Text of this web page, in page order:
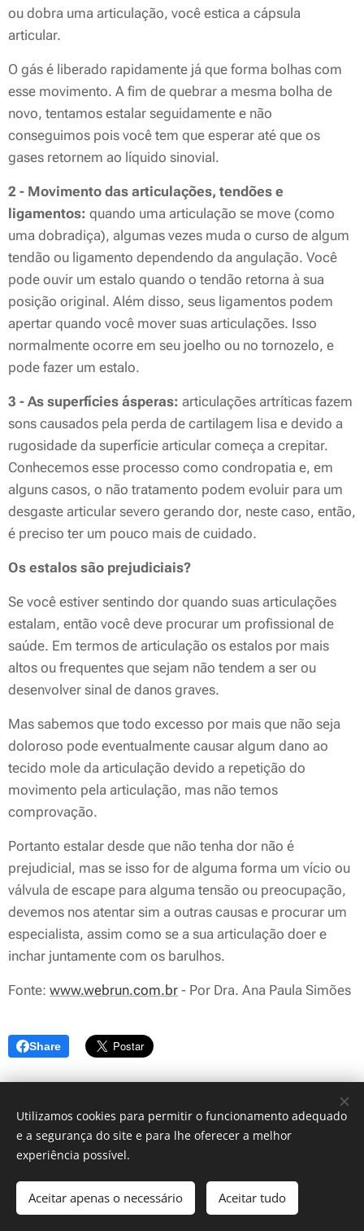
ou dobra uma articulação, você estica a cápsula
articular.
O gás é liberado rapidamente já que forma bolhas com
esse movimento. A fim de quebrar a mesma bolha de
novo, tentamos estalar seguidamente e não
conseguimos pois você tem que esperar até que os
gases retornem ao líquido sinovial.
2 - Movimento das articulações, tendões e
ligamentos: quando uma articulação se move (como
uma dobradiça), algumas vezes muda o curso de algum
tendão ou ligamento dependendo da angulação. Você
pode ouvir um estalo quando o tendão retorna à sua
posição original. Além disso, seus ligamentos podem
apertar quando você mover suas articulações. Isso
normalmente ocorre em seu joelho ou no tornozelo, e
pode fazer um estalo.
3 - As superfícies ásperas: articulações artríticas fazem
sons causados ​​pela perda de cartilagem lisa e devido a
rugosidade da superfície articular começa a crepitar.
Conhecemos esse processo como condropatia e, em
alguns casos, o não tratamento podem evoluir para um
desgaste articular severo gerando dor, neste caso, então,
é preciso ter um pouco mais de cuidado.
Os estalos são prejudiciais?
Se você estiver sentindo dor quando suas articulações
estalam, então você deve procurar um profissional de
saúde. Em termos de articulação os estalos por mais
altos ou frequentes que sejam não tendem a ser ou
desenvolver sinal de danos graves.
Mas sabemos que todo excesso por mais que não seja
doloroso pode eventualmente causar algum dano ao
tecido mole da articulação devido a repetição do
movimento pela articulação, mas não temos
comprovação.
Portanto estalar desde que não tenha dor não é
prejudicial, mas se isso for de alguma forma um vício ou
válvula de escape para alguma tensão ou preocupação,
devemos nos atentar sim a outras causas e procurar um
especialista, assim como se a sua articulação doer e
inchar juntamente com os barulhos.
Fonte: www.webrun.com.br - Por Dra. Ana Paula Simões
Share
© 2026 Performance - Treinos a sua medida
Whatsapp 916 988 387
Cookies
Utilizamos cookies para permitir o funcionamento adequado
e a segurança do site e para lhe oferecer a melhor
experiência possível.
Aceitar apenas o necessário Aceitar tudo